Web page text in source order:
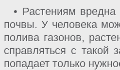
• Растениям
почвы. У человека
полива газонов,
справляться с такой
попадает только